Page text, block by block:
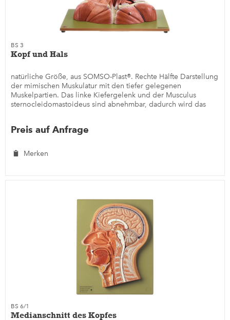
BS 3
Kopf und Hals
natürliche Größe, aus SOMSO-Plast®. Rechte Hälfte Darstellung
der mimischen Muskulatur mit den tiefer gelegenen
Muskelpartien. Das linke Kiefergelenk und der Musculus
sternocleidomastoideus sind abnehmbar, dadurch wird das
Preis auf Anfrage
Merken
BS 6/1
Medianschnitt des Kopfes